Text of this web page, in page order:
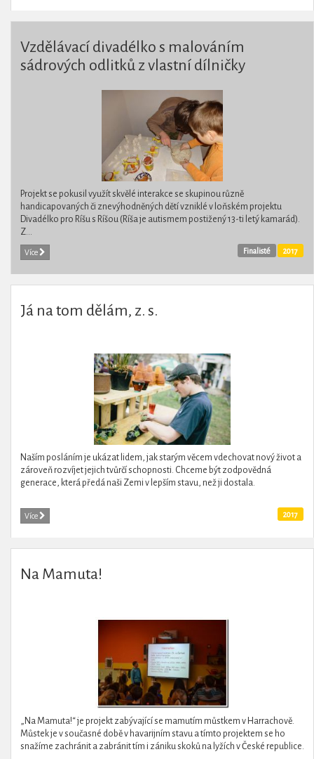
Vzdělávací divadélko s malováním
sádrových odlitků z vlastní dílničky
Projekt se pokusil využít skvělé interakce se skupinou různě
handicapovaných či znevýhodněných dětí vzniklé v loňském projektu
Divadélko pro Ríšu s Ríšou (Ríša je autismem postižený 13-ti letý kamarád).
Z...
Více 2017
Finalisté
Já na tom dělám, z. s.
Naším posláním je ukázat lidem, jak starým věcem vdechovat nový život a
zároveň rozvíjet jejich tvůrčí schopnosti. Chceme být zodpovědná
generace, která předá naši Zemi v lepším stavu, než ji dostala.
Více 2017
Na Mamuta!
„Na Mamuta!“ je projekt zabývající se mamutím můstkem v Harrachově.
Můstek je v současné době v havarijním stavu a tímto projektem se ho
snažíme zachránit a zabránit tím i zániku skoků na lyžích v České republice.